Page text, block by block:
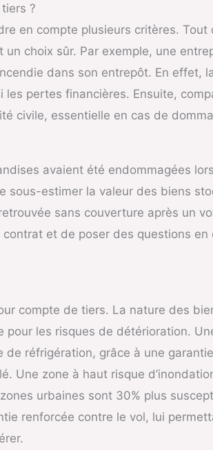
?
en compte plusieurs critères. Tout
choix sûr. Par exemple, une
dans son entrepôt. En effet,
les pertes financières. Ensuite,
civile, essentielle en cas de
avaient été endommagées lors
sous-estimer la valeur des biens
sans couverture après un
et de poser des questions en
compte de tiers. La nature des
les risques de détérioration.
de réfrigération, grâce à une garantie
Une zone à haut risque
urbaines sont 30% plus
renforcée contre le vol, lui